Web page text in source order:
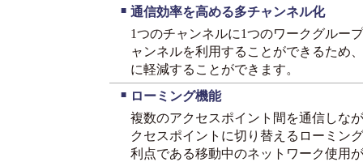
■ 通信効率を高める多チャンネル化
1つのチャンネルに1つのワークグルー
ャンネルを利用することができるため
に軽減することができます。
■ ローミング機能
複数のアクセスポイント間を通信しな
クセスポイントに切り替えるローミン
利点である移動中のネットワーク使用